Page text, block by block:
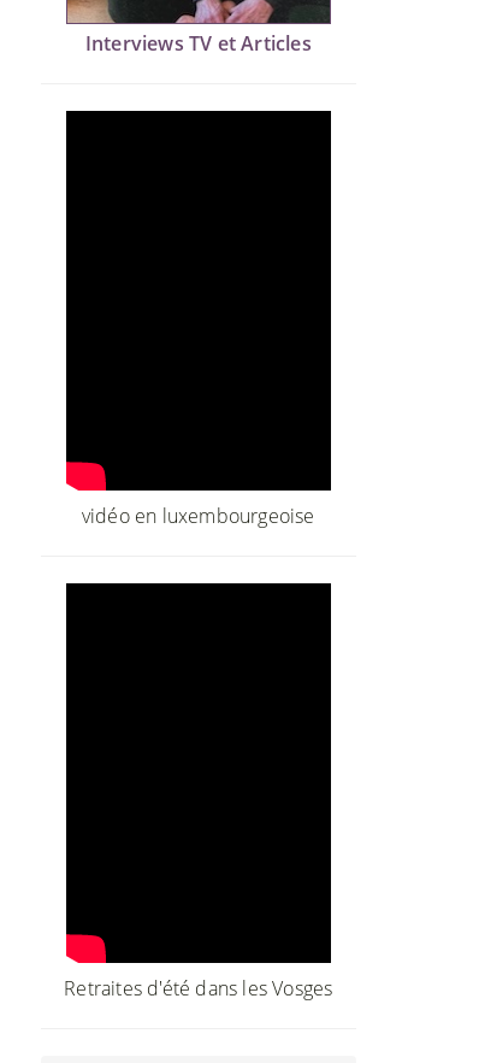
Interviews TV et Articles
vidéo en luxembourgeoise
Retraites d'été dans les Vosges